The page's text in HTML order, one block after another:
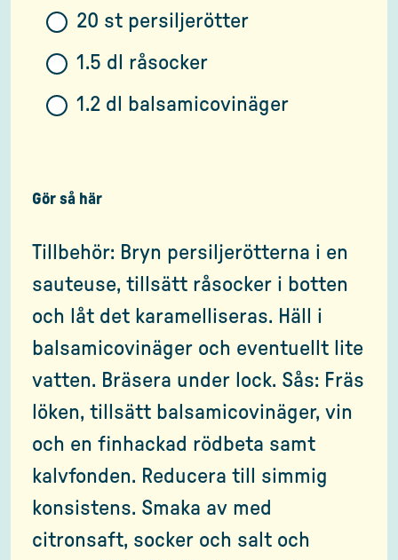
20 st persiljerötter
1.5 dl råsocker
1.2 dl balsamicovinäger
Gör så här
Tillbehör: Bryn persiljerötterna i en
sauteuse, tillsätt råsocker i botten
och låt det karamelliseras. Häll i
balsamicovinäger och eventuellt lite
vatten. Bräsera under lock. Sås: Fräs
löken, tillsätt balsamicovinäger, vin
och en finhackad rödbeta samt
kalvfonden. Reducera till simmig
konsistens. Smaka av med
citronsaft, socker och salt och